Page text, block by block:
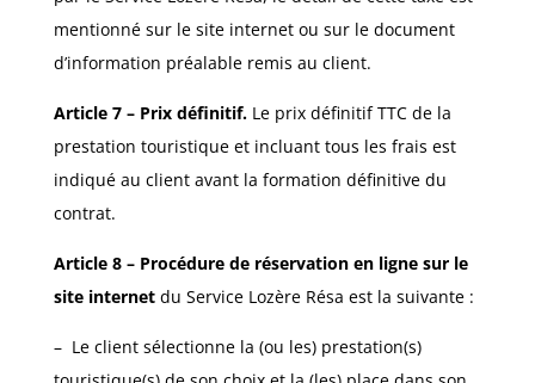
mentionné sur le site internet ou sur le document
d’information préalable remis au client.
Article 7 – Prix définitif. Le prix définitif TTC de la
prestation touristique et incluant tous les frais est
indiqué au client avant la formation définitive du
contrat.
Article 8 – Procédure de réservation en ligne sur le
site internet du Service Lozère Résa est la suivante :
– Le client sélectionne la (ou les) prestation(s)